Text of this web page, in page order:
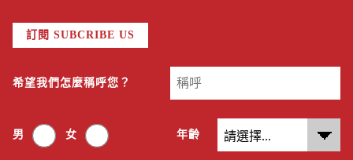
訂閱 SUBCRIBE US
希望我們怎麼稱呼您？
男 女 年齡